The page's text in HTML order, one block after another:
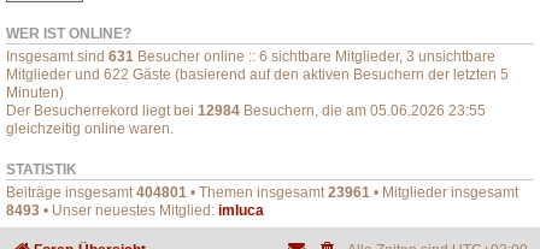
WER IST ONLINE?
Insgesamt sind 631 Besucher online :: 6 sichtbare Mitglieder, 3 unsichtbare
Mitglieder und 622 Gäste (basierend auf den aktiven Besuchern der letzten 5
Minuten)
Der Besucherrekord liegt bei 12984 Besuchern, die am 05.06.2026 23:55
gleichzeitig online waren.
STATISTIK
Beiträge insgesamt404801 • Themen insgesamt23961 • Mitglieder insgesamt
8493 • Unser neuestes Mitglied: imluca